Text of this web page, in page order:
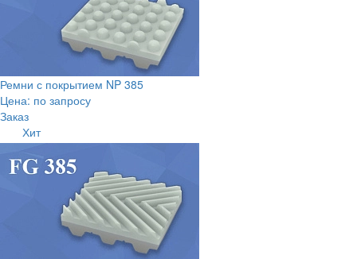
Ремни с покрытием NP 385
Цена: по запросу
Заказ
Хит